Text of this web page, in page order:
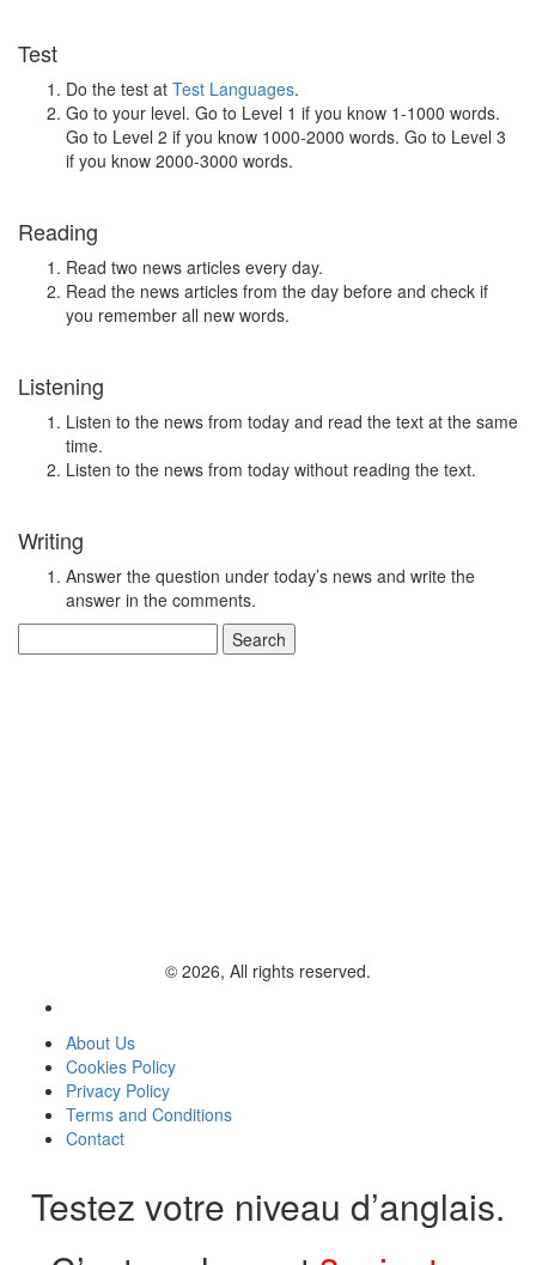
Test
Do the test at Test Languages.
Go to your level. Go to Level 1 if you know 1-1000 words.
Go to Level 2 if you know 1000-2000 words. Go to Level 3
if you know 2000-3000 words.
Reading
Read two news articles every day.
Read the news articles from the day before and check if
you remember all new words.
Listening
Listen to the news from today and read the text at the same
time.
Listen to the news from today without reading the text.
Writing
Answer the question under today’s news and write the
answer in the comments.
for:
© 2026, All rights reserved.
About Us
Cookies Policy
Privacy Policy
Terms and Conditions
Contact
Testez votre niveau d’anglais.